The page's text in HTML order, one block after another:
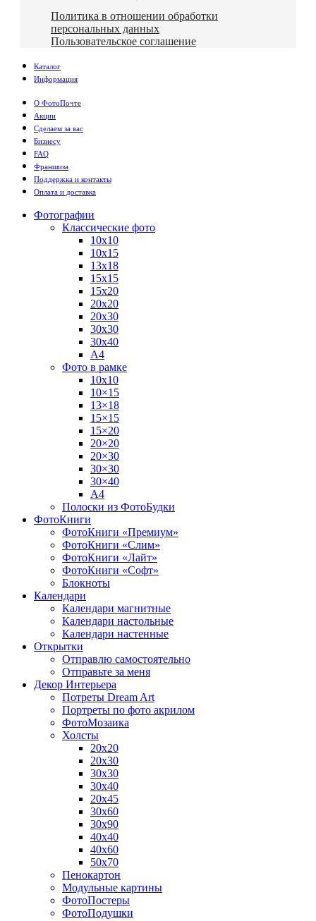
Политика в отношении обработки
персональных данных
Пользовательское соглашение
Каталог
Информация
О ФотоПочте
Акции
Сделаем за вас
Бизнесу
FAQ
Франшиза
Поддержка и контакты
Оплата и доставка
Фотографии
Классические фото
10х10
10х15
13х18
15х15
15х20
20х20
20х30
30х30
30х40
А4
Фото в рамке
10х10
10×15
13×18
15×15
15×20
20×20
20×30
30×30
30×40
A4
Полоски из ФотоБудки
ФотоКниги
ФотоКниги «Премиум»
ФотоКниги «Слим»
ФотоКниги «Лайт»
ФотоКниги «Софт»
Блокноты
Календари
Календари магнитные
Календари настольные
Календари настенные
Открытки
Отправлю самостоятельно
Отправьте за меня
Декор Интерьера
Потреты Dream Art
Портреты по фото акрилом
ФотоМозаика
Холсты
20х20
20х30
30х30
30х40
20х45
30х60
30х90
40х40
40х60
50х70
Пенокартон
Модульные картины
ФотоПостеры
ФотоПодушки